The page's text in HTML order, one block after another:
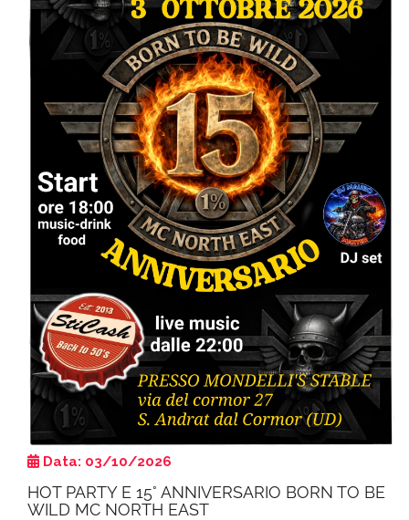
Data: 03/10/2026
HOT PARTY E 15° ANNIVERSARIO BORN TO BE
WILD MC NORTH EAST